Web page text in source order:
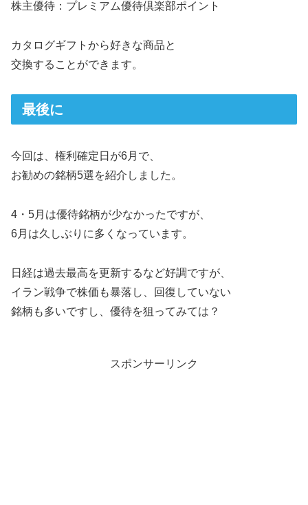
株主優待：プレミアム優待倶楽部ポイント
カタログギフトから好きな商品と
交換することができます。
最後に
今回は、権利確定日が6月で、
お勧めの銘柄5選を紹介しました。
4・5月は優待銘柄が少なかったですが、
6月は久しぶりに多くなっています。
日経は過去最高を更新するなど好調ですが、
イラン戦争で株価も暴落し、回復していない
銘柄も多いですし、優待を狙ってみては？
スポンサーリンク